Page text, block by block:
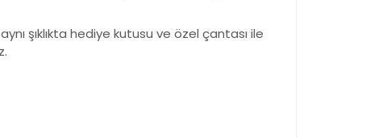
şıklıkta hediye kutusu ve özel çantası ile